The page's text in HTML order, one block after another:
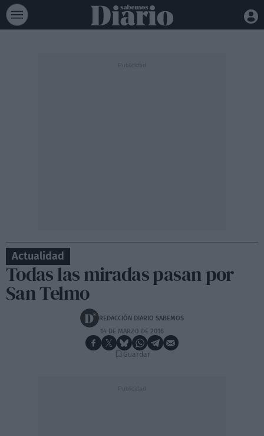
Actualidad
Todas las miradas pasan por
San Telmo
REDACCIÓN DIARIO SABEMOS
14 DE MARZO DE 2016
Guardar